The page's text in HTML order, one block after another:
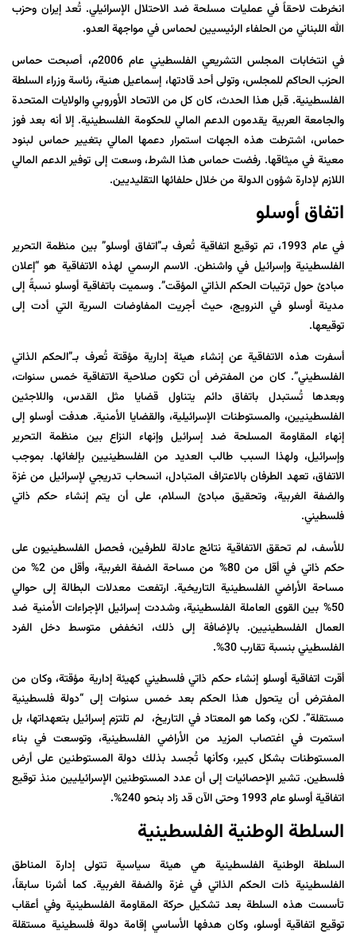
انخرطت لاحقاً في عمليات مسلحة ضد الاحتلال الإسرائيلي. تُعد إيران وحزب
الله اللبناني من الحلفاء الرئيسيين لحماس في مواجهة العدو.
في انتخابات المجلس التشريعي الفلسطيني عام 2006م، أصبحت حماس
الحزب الحاكم للمجلس، وتولى أحد قادتها، إسماعيل هنية، رئاسة وزراء السلطة
الفلسطينية. قبل هذا الحدث، كان كل من الاتحاد الأوروبي والولايات المتحدة
والجامعة العربية يقدمون الدعم المالي للحكومة الفلسطينية. إلا أنه بعد فوز
حماس، اشترطت هذه الجهات استمرار دعمها المالي بتغيير حماس لبنود
معينة في ميثاقها. رفضت حماس هذا الشرط، وسعت إلى توفير الدعم المالي
اللازم لإدارة شؤون الدولة من خلال حلفائها التقليديين.
اتفاق أوسلو
في عام 1993، تم توقيع اتفاقية تُعرف بـ” اتفاق أوسلو” بين منظمة التحرير
الفلسطينية وإسرائيل في واشنطن. الاسم الرسمي لهذه الاتفاقية هو “إعلان
مبادئ حول ترتيبات الحكم الذاتي المؤقت”. وسميت باتفاقية أوسلو نسبةً إلى
مدينة أوسلو في النرويج، حيث أجريت المفاوضات السرية التي أدت إلى
توقيعها.
أسفرت هذه الاتفاقية عن إنشاء هيئة إدارية مؤقتة تُعرف بـ”الحكم الذاتي
الفلسطيني”. كان من المفترض أن تكون صلاحية الاتفاقية خمس سنوات،
وبعدها تُستبدل باتفاق دائم يتناول قضايا مثل القدس، واللاجئين
الفلسطينيين، والمستوطنات الإسرائيلية، والقضايا الأمنية. هدفت أوسلو إلى
إنهاء المقاومة المسلحة ضد إسرائيل وإنهاء النزاع بين منظمة التحرير
وإسرائيل، ولهذا السبب طالب العديد من الفلسطينيين بإلغائها. بموجب
الاتفاق، تعهد الطرفان بالاعتراف المتبادل، انسحاب تدريجي لإسرائيل من غزة
والضفة الغربية، وتحقيق مبادئ السلام، على أن يتم إنشاء حكم ذاتي
فلسطيني.
للأسف، لم تحقق الاتفاقية نتائج عادلة للطرفين، فحصل الفلسطينيون على
حكم ذاتي في أقل من 80% من مساحة الضفة الغربية، وأقل من 2% من
مساحة الأراضي الفلسطينية التاريخية. ارتفعت معدلات البطالة إلى حوالي
50% بين القوى العاملة الفلسطينية، وشددت إسرائيل الإجراءات الأمنية ضد
العمال الفلسطينيين. بالإضافة إلى ذلك، انخفض متوسط دخل الفرد
الفلسطيني بنسبة تقارب 30%.
أقرت اتفاقية أوسلو إنشاء حكم ذاتي فلسطيني كهيئة إدارية مؤقتة، وكان من
المفترض أن يتحول هذا الحكم بعد خمس سنوات إلى “دولة فلسطينية
مستقلة”. لكن، وكما هو المعتاد في التاريخ، لم تلتزم إسرائيل بتعهداتها، بل
استمرت في اغتصاب المزيد من الأراضي الفلسطينية، وتوسعت في بناء
المستوطنات بشكل كبير، وكأنها تُجسد بذلك دولة المستوطنين على أرض
فلسطين. تشير الإحصائيات إلى أن عدد المستوطنين الإسرائيليين منذ توقيع
اتفاقية أوسلو عام 1993 وحتى الآن قد زاد بنحو 240%.
السلطة الوطنية الفلسطينية
السلطة الوطنية الفلسطينية هي هيئة سياسية تتولى إدارة المناطق
الفلسطينية ذات الحكم الذاتي في غزة والضفة الغربية. كما أشرنا سابقاً،
تأسست هذه السلطة بعد تشكيل حركة المقاومة الفلسطينية وفي أعقاب
توقيع اتفاقية أوسلو، وكان هدفها الأساسي إقامة دولة فلسطينية مستقلة